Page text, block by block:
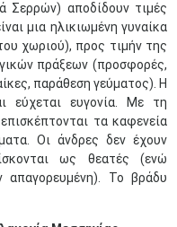
Σερρών) αποδίδουν τιμές
μια ηλικιωμένη γυναίκα
χωριού), προς τιμήν της
πράξεων (προσφορές,
παράθεση γεύματος). Η
εύχεται ευγονία. Με τη
τα καφενεία
Οι άνδρες δεν έχουν
ως θεατές (ενώ
απαγορευμένη). Το βράδυ